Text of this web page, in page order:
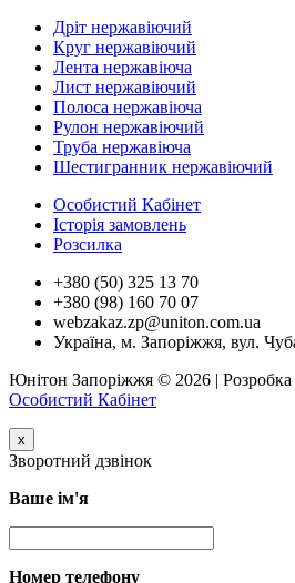
Дріт нержавіючий
Круг нержавіючий
Лента нержавіюча
Лист нержавіючий
Полоса нержавіюча
Рулон нержавіючий
Труба нержавіюча
Шестигранник нержавіючий
Особистий Кабінет
Історія замовлень
Розсилка
+380 (50) 325 13 70
+380 (98) 160 70 07
webzakaz.zp@uniton.com.ua
Україна, м. Запоріжжя, вул.
Юнітон Запоріжжя © 2026 | Розробка
Особистий Кабінет
x
Зворотний дзвінок
Ваше ім'я
Номер телефону